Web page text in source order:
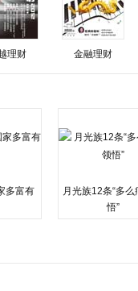
理财 金融理财
多富有
月光族12条“多么
悟”